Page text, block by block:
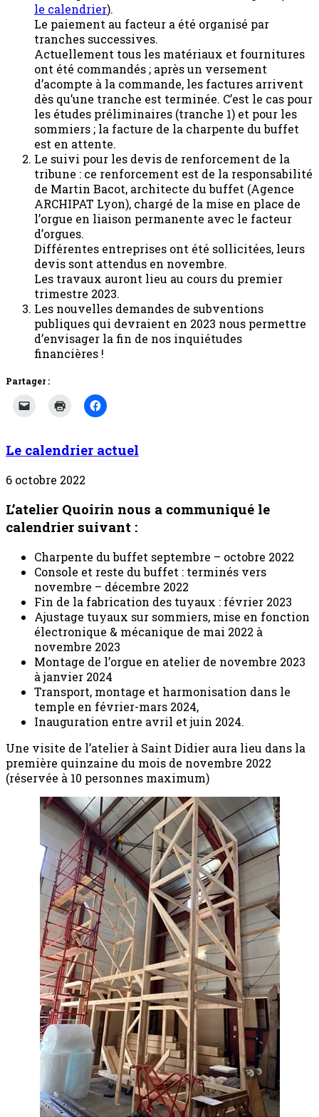
le calendrier).
Le paiement au facteur a été organisé par
tranches successives.
Actuellement tous les matériaux et fournitures
ont été commandés ; après un versement
d’acompte à la commande, les factures arrivent
dès qu’une tranche est terminée. C’est le cas pour
les études préliminaires (tranche 1) et pour les
sommiers ; la facture de la charpente du buffet
est en attente.
Le suivi pour les devis de renforcement de la
tribune : ce renforcement est de la responsabilité
de Martin Bacot, architecte du buffet (Agence
ARCHIPAT Lyon), chargé de la mise en place de
l’orgue en liaison permanente avec le facteur
d’orgues.
Différentes entreprises ont été sollicitées, leurs
devis sont attendus en novembre.
Les travaux auront lieu au cours du premier
trimestre 2023.
Les nouvelles demandes de subventions
publiques qui devraient en 2023 nous permettre
d’envisager la fin de nos inquiétudes
financières !
Partager :
Le calendrier actuel
6 octobre 2022
L’atelier Quoirin nous a communiqué le
calendrier suivant :
Charpente du buffet septembre – octobre 2022
Console et reste du buffet : terminés vers
novembre – décembre 2022
Fin de la fabrication des tuyaux : février 2023
Ajustage tuyaux sur sommiers, mise en fonction
électronique & mécanique de mai 2022 à
novembre 2023
Montage de l’orgue en atelier de novembre 2023
à janvier 2024
Transport, montage et harmonisation dans le
temple en février-mars 2024,
Inauguration entre avril et juin 2024.
Une visite de l’atelier à Saint Didier aura lieu dans la
première quinzaine du mois de novembre 2022
(réservée à 10 personnes maximum)